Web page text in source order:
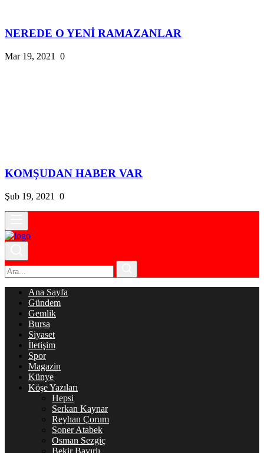
NEREDE O YENİ RAMAZANLAR
Mar 19, 2021 0
KOMŞUDAN HABER VAR
Şub 19, 2021 0
Ana Sayfa
Gündem
Gemlik
Bursa
Siyaset
İletişim
Spor
Magazin
Künye
Köşe Yazıları
Hepsi
Serkan Kaynar
Reyhan Çorum
Soner Atabek
Osman Sezgiç
Bekir Bayırlı